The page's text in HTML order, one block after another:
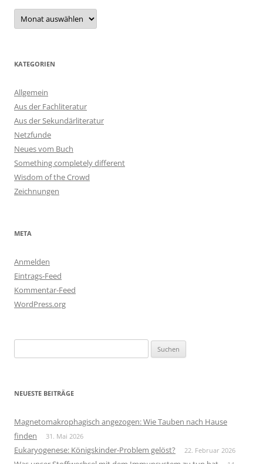
Archiv
KATEGORIEN
Allgemein
Aus der Fachliteratur
Aus der Sekundärliteratur
Netzfunde
Neues vom Buch
Something completely different
Wisdom of the Crowd
Zeichnungen
META
Anmelden
Eintrags-Feed
Kommentar-Feed
WordPress.org
nach:
NEUESTE BEITRÄGE
Magnetomakrophagisch angezogen: Wie Tauben nach Hause
finden
31. Mai 2026
Eukaryogenese: Königskinder-Problem gelöst? 22. Februar 2026